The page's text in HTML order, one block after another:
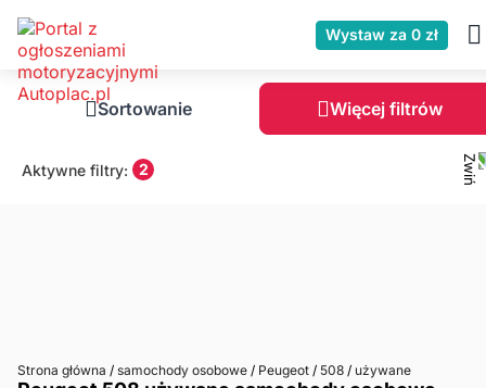
Wystaw za 0 zł
Sortowanie Więcej filtrów
Aktywne filtry: 2
Strona główna / samochody osobowe / Peugeot / 508 / używane